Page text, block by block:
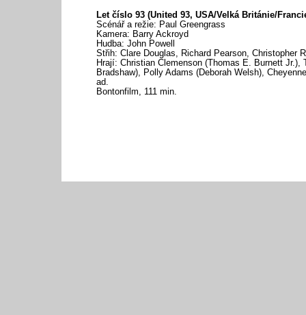
Let číslo 93 (United 93, USA/Velká Británie/
Scénář a režie: Paul Greengrass
Kamera: Barry Ackroyd
Hudba: John Powell
Střih: Clare Douglas, Richard Pearson, Christopher
Hrají: Christian Clemenson (Thomas E. Burnett Jr.),
Bradshaw), Polly Adams (Deborah Welsh),
ad.
Bontonfilm, 111 min.